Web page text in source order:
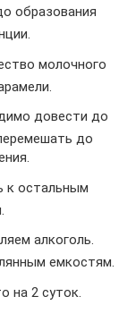
образования
молочного
довести до
до
к остальным
алкоголь.
емкостям.
на 2 суток.